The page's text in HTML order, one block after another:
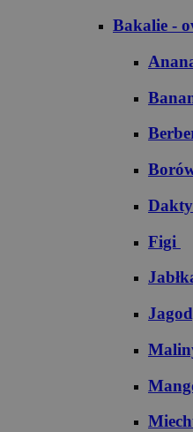
Bakalie -
Figi